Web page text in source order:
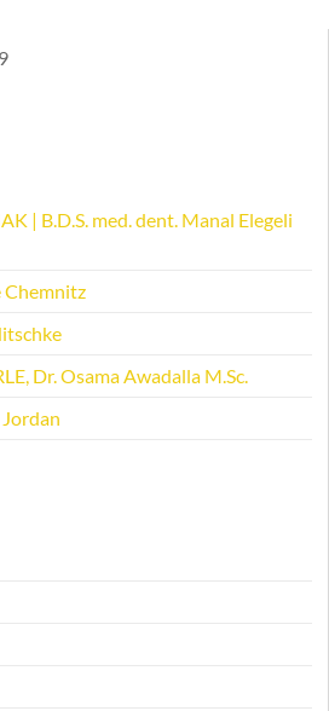
| B.D.S. med. dent. Manal Elegeli
Chemnitz
Dr. Osama Awadalla M.Sc.